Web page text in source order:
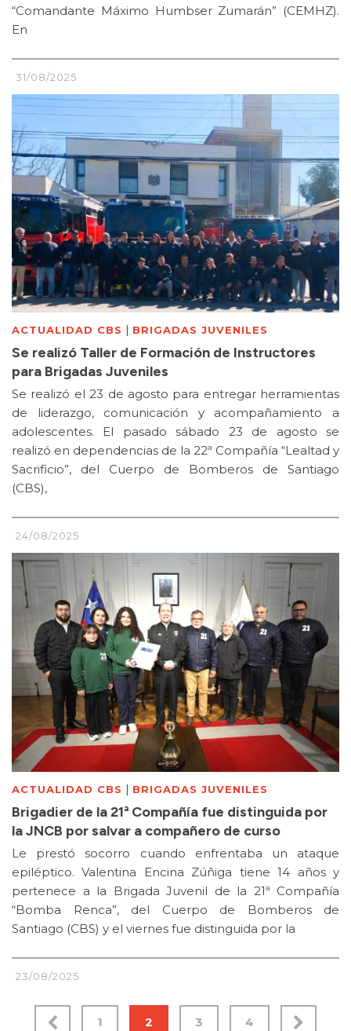
“Comandante Máximo Humbser Zumarán” (CEMHZ).
En
31/08/2025
ACTUALIDAD CBS | BRIGADAS JUVENILES
Se realizó Taller de Formación de Instructores
para Brigadas Juveniles
Se realizó el 23 de agosto para entregar herramientas
de liderazgo, comunicación y acompañamiento a
adolescentes. El pasado sábado 23 de agosto se
realizó en dependencias de la 22ª Compañía “Lealtad y
Sacrificio”, del Cuerpo de Bomberos de Santiago
(CBS),
24/08/2025
ACTUALIDAD CBS | BRIGADAS JUVENILES
Brigadier de la 21ª Compañía fue distinguida por
la JNCB por salvar a compañero de curso
Le prestó socorro cuando enfrentaba un ataque
epiléptico. Valentina Encina Zúñiga tiene 14 años y
pertenece a la Brigada Juvenil de la 21ª Compañía
“Bomba Renca”, del Cuerpo de Bomberos de
Santiago (CBS) y el viernes fue distinguida por la
23/08/2025
1 2 3 4